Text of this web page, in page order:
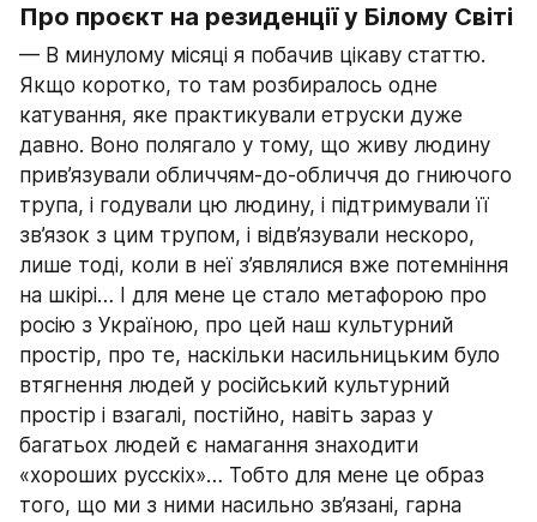
Про проєкт на резиденції у Білому Світі
— В минулому місяці я побачив цікаву статтю.
Якщо коротко, то там розбиралось одне
катування, яке практикували етруски дуже
давно. Воно полягало у тому, що живу людину
прив’язували обличчям-до-обличчя до гниючого
трупа, і годували цю людину, і підтримували її
зв’язок з цим трупом, і відв’язували нескоро,
лише тоді, коли в неї з’являлися вже потемніння
на шкірі… І для мене це стало метафорою про
росію з Україною, про цей наш культурний
простір, про те, наскільки насильницьким було
втягнення людей у російський культурний
простір і взагалі, постійно, навіть зараз у
багатьох людей є намагання знаходити
«хороших русскіх»… Тобто для мене це образ
того, що ми з ними насильно зв’язані, гарна